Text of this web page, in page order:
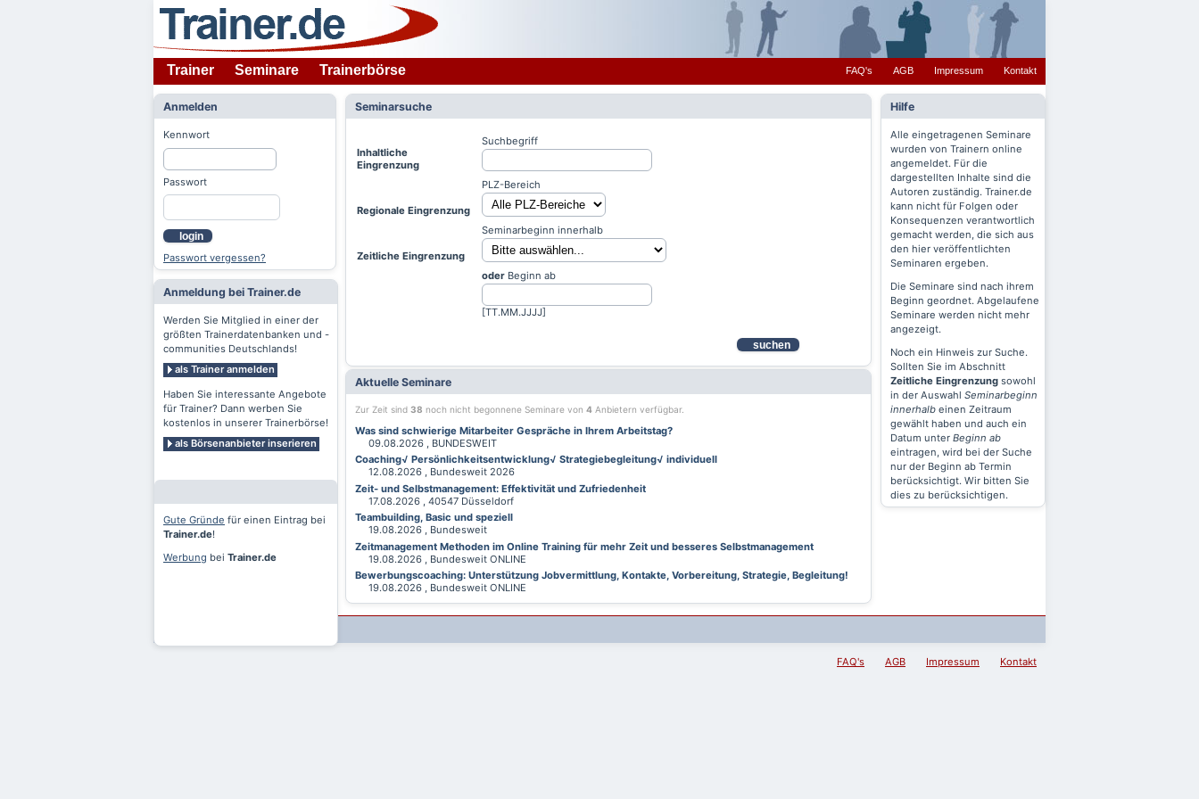
Trainer Seminare Trainerbörse FAQ's AGB Impressum Kontakt
Anmelden
Kennwort
Passwort
login
Passwort vergessen?
Anmeldung bei Trainer.de
Werden Sie Mitglied in einer der
größten Trainerdatenbanken und -
communities Deutschlands!
als Trainer anmelden
Haben Sie interessante Angebote
für Trainer? Dann werben Sie
kostenlos in unserer Trainerbörse!
als Börsenanbieter inserieren
Gute Gründe für einen Eintrag bei
Trainer.de!
Werbung bei Trainer.de
Hilfe
Alle eingetragenen Seminare
wurden von Trainern online
angemeldet. Für die
dargestellten Inhalte sind die
Autoren zuständig. Trainer.de
kann nicht für Folgen oder
Konsequenzen verantwortlich
gemacht werden, die sich aus
den hier veröffentlichten
Seminaren ergeben.
Die Seminare sind nach ihrem
Beginn geordnet. Abgelaufene
Seminare werden nicht mehr
angezeigt.
Noch ein Hinweis zur Suche.
Sollten Sie im Abschnitt
Zeitliche Eingrenzung sowohl
in der Auswahl Seminarbeginn
innerhalb einen Zeitraum
gewählt haben und auch ein
Datum unter Beginn ab
eintragen, wird bei der Suche
nur der Beginn ab Termin
berücksichtigt. Wir bitten Sie
dies zu berücksichtigen.
Seminarsuche
Inhaltliche
Eingrenzung
Suchbegriff
Regionale Eingrenzung
PLZ-Bereich
Zeitliche Eingrenzung
Seminarbeginn innerhalb
oder Beginn ab
[TT.MM.JJJJ]
suchen
Aktuelle Seminare
Zur Zeit sind 38 noch nicht begonnene Seminare von 4 Anbietern verfügbar.
Was sind schwierige Mitarbeiter Gespräche in Ihrem Arbeitstag?
09.08.2026 , BUNDESWEIT
Coaching√ Persönlichkeitsentwicklung√ Strategiebegleitung√ individuell
12.08.2026 , Bundesweit 2026
Zeit- und Selbstmanagement: Effektivität und Zufriedenheit
17.08.2026 , 40547 Düsseldorf
Teambuilding, Basic und speziell
19.08.2026 , Bundesweit
Zeitmanagement Methoden im Online Training für mehr Zeit und besseres Selbstmanagement
19.08.2026 , Bundesweit ONLINE
Bewerbungscoaching: Unterstützung Jobvermittlung, Kontakte, Vorbereitung, Strategie, Begleitung!
19.08.2026 , Bundesweit ONLINE
FAQ's AGB Impressum Kontakt